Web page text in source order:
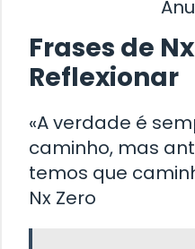
Frases de
Reflexionar
«A verdade é
caminho, mas
temos que
Nx Zero